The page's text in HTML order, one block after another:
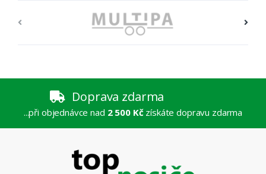
Doprava zdarma
...při objednávce nad 2 500 Kčzískáte dopravu zdarma